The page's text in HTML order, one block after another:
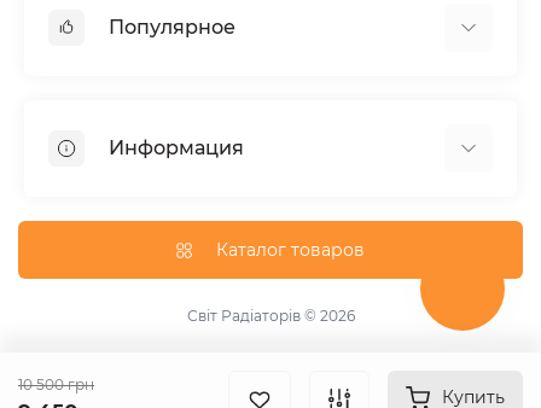
10 500 грн
Купить
Популярное
Угловой
Внутрипольные конвекторы
Трубчатые радиаторы
Информация
Оплата
Условия обмена и возврата товара
Возврат товара
Каталог товаров
Світ Радіаторів © 2026